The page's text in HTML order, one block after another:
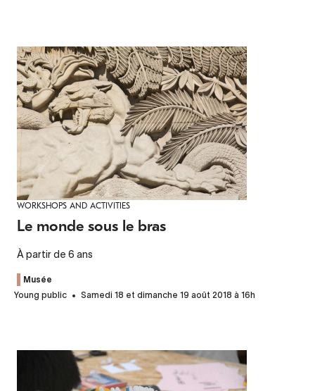
WORKSHOPS AND ACTIVITIES
Le monde sous le bras
À partir de 6 ans
Musée
Young public
Samedi 18 et dimanche 19 août 2018 à 16h